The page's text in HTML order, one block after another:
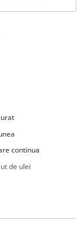
continua
de ulei